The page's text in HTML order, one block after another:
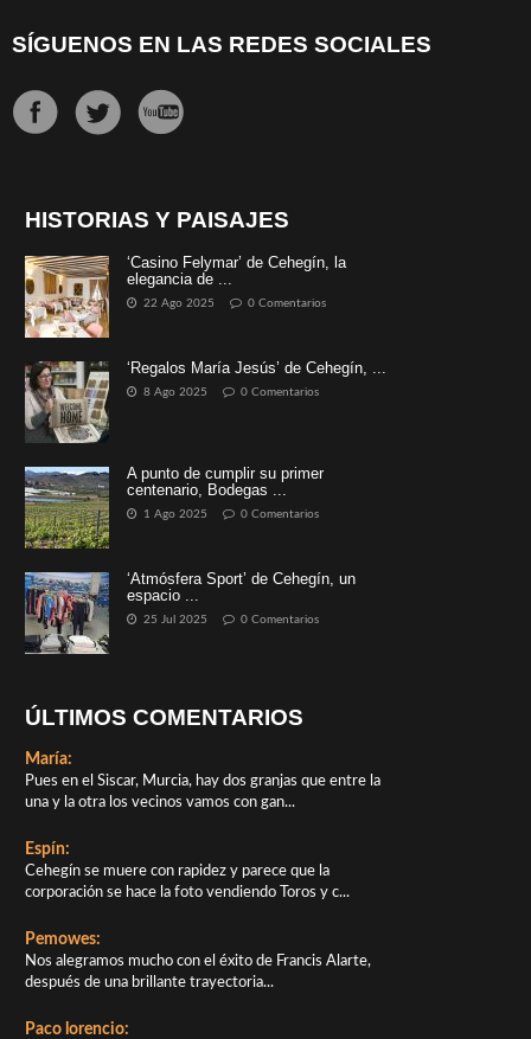
SÍGUENOS EN LAS REDES SOCIALES
HISTORIAS Y PAISAJES
‘Casino Felymar’ de Cehegín, la
elegancia de ...
22 Ago 2025 0 Comentarios
‘Regalos María Jesús’ de Cehegín, ...
8 Ago 2025 0 Comentarios
A punto de cumplir su primer
centenario, Bodegas ...
1 Ago 2025 0 Comentarios
‘Atmósfera Sport’ de Cehegín, un
espacio ...
25 Jul 2025 0 Comentarios
ÚLTIMOS COMENTARIOS
María:
Pues en el Siscar, Murcia, hay dos granjas que entre la
una y la otra los vecinos vamos con gan...
Espín:
Cehegín se muere con rapidez y parece que la
corporación se hace la foto vendiendo Toros y c...
Pemowes:
Nos alegramos mucho con el éxito de Francis Alarte,
después de una brillante trayectoria...
Paco lorencio: